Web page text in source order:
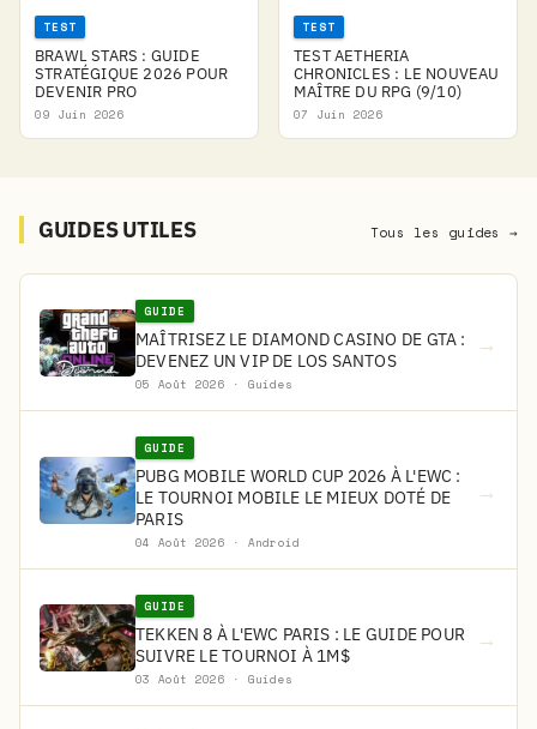
TEST
BRAWL STARS : GUIDE
STRATÉGIQUE 2026 POUR
DEVENIR PRO
09 Juin 2026
TEST
TEST AETHERIA
CHRONICLES : LE NOUVEAU
MAÎTRE DU RPG (9/10)
07 Juin 2026
GUIDES UTILES Tous les guides →
GUIDE
MAÎTRISEZ LE DIAMOND CASINO DE GTA :
DEVENEZ UN VIP DE LOS SANTOS
05 Août 2026 · Guides
→
GUIDE
PUBG MOBILE WORLD CUP 2026 À L'EWC :
LE TOURNOI MOBILE LE MIEUX DOTÉ DE
PARIS
04 Août 2026 · Android
→
GUIDE
TEKKEN 8 À L'EWC PARIS : LE GUIDE POUR
SUIVRE LE TOURNOI À 1M$
03 Août 2026 · Guides
→